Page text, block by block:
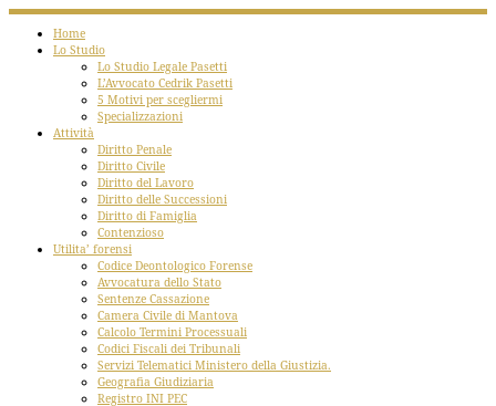
Home
Lo Studio
Lo Studio Legale Pasetti
L’Avvocato Cedrik Pasetti
5 Motivi per scegliermi
Specializzazioni
Attività
Diritto Penale
Diritto Civile
Diritto del Lavoro
Diritto delle Successioni
Diritto di Famiglia
Contenzioso
Utilita’ forensi
Codice Deontologico Forense
Avvocatura dello Stato
Sentenze Cassazione
Camera Civile di Mantova
Calcolo Termini Processuali
Codici Fiscali dei Tribunali
Servizi Telematici Ministero della Giustizia.
Geografia Giudiziaria
Registro INI PEC